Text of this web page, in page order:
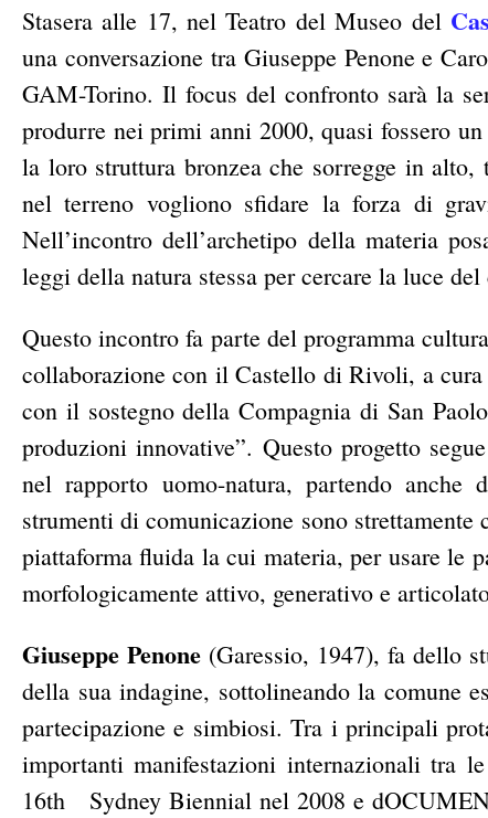
Stasera alle 17, nel Teatro del Museo del
una conversazione tra Giuseppe Penone e
GAM-Torino. Il focus del confronto sarà la
produrre nei primi anni 2000, quasi fossero
la loro struttura bronzea che sorregge in
nel terreno vogliono sfidare la forza di
Nell’incontro dell’archetipo della materia
leggi della natura stessa per cercare la luce
Questo incontro fa parte del programma
collaborazione con il Castello di Rivoli, a
con il sostegno della Compagnia di San
produzioni innovative”. Questo progetto
nel rapporto uomo-natura, partendo
strumenti di comunicazione sono
piattaforma fluida la cui materia, per usare le
morfologicamente attivo, generativo e
Giuseppe Penone(Garessio, 1947), fa dello
della sua indagine, sottolineando la comune
partecipazione e simbiosi.Tra i principali
importanti manifestazioni internazionali tra
16th
Sydney Biennial nel 2008 e